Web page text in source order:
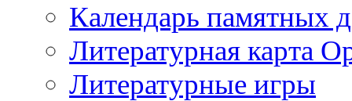
Календарь памятных
Литературная карта
Литературные игры